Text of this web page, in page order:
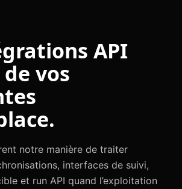
API
vos
notre manière de traiter
interfaces de suivi,
et run API quand l’exploitation